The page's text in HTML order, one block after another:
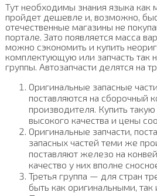
Тут необходимы знания языка как
пройдет дешевле и, возможно,
отечественные магазины не
портале. Зато появляется масса
можно сэкономить и купить
комплектующую или запчасть так
группы. Автозапчасти делятся на
Оригинальные запасные
поставляются на сборочный
производителя. Купить
высокого качества и цены
Оригинальные запчасти,
запасных частей теми же
поставляют железо на
качество у них вполне
Третья группа — для стран
быть как оригинальными, так